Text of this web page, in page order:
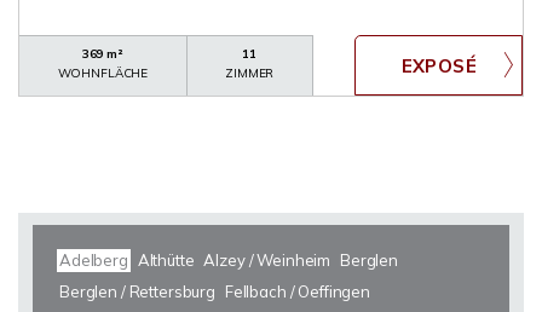
369 m²
WOHNFLÄCHE
11
ZIMMER
Adelberg Althütte Alzey / Weinheim
Berglen
Berglen / Rettersburg
Fellbach / Oeffingen